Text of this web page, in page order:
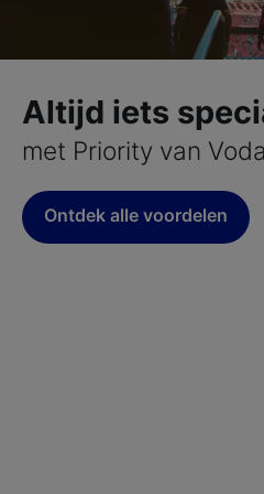
Altijd iets
met Priority van
Ontdek alle voordelen